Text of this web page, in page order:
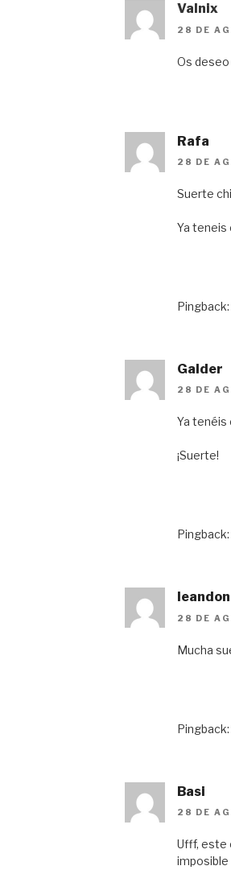
Valnix
28 DE
Os
Rafa
28 DE
Suerte
Ya teneis
Pingback:
Galder
28 DE
Ya tenéis
¡Suerte!
Pingback:
28 DE
Mucha
Pingback:
Basi
28 DE
Ufff, este
imposible